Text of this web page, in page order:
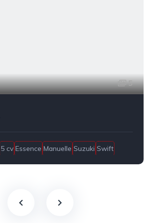
5
5 cv Essence Manuelle Suzuki Swift